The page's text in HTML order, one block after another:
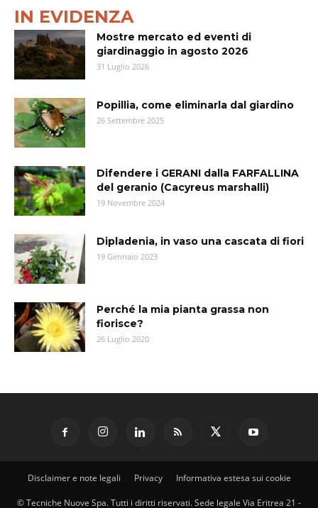
IN EVIDENZA
Mostre mercato ed eventi di
giardinaggio in agosto 2026
31 Luglio 2026
Popillia, come eliminarla dal giardino
26 Settembre 2025
Difendere i GERANI dalla FARFALLINA
del geranio (Cacyreus marshalli)
19 Novembre 2024
Dipladenia, in vaso una cascata di fiori
19 Gennaio 2023
Perché la mia pianta grassa non
fiorisce?
26 Luglio 2020
Disclaimer e note legali Privacy Informativa estesa sui cookie
© Tecniche Nuove Spa. Tutti i diritti riservati. Sede legale Via Eritrea 21 -